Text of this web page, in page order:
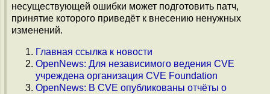
несуществующей ошибки может подготовить патч,
принятие которого приведёт к внесению ненужных
изменений.
Главная ссылка к новости
OpenNews: Для независимого ведения CVE
учреждена организация CVE Foundation
OpenNews: В CVE опубликованы отчёты о